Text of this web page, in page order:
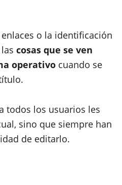
o la identificación
cosas que se ven
operativo cuando se
todos los usuarios les
sino que siempre han
de editarlo.